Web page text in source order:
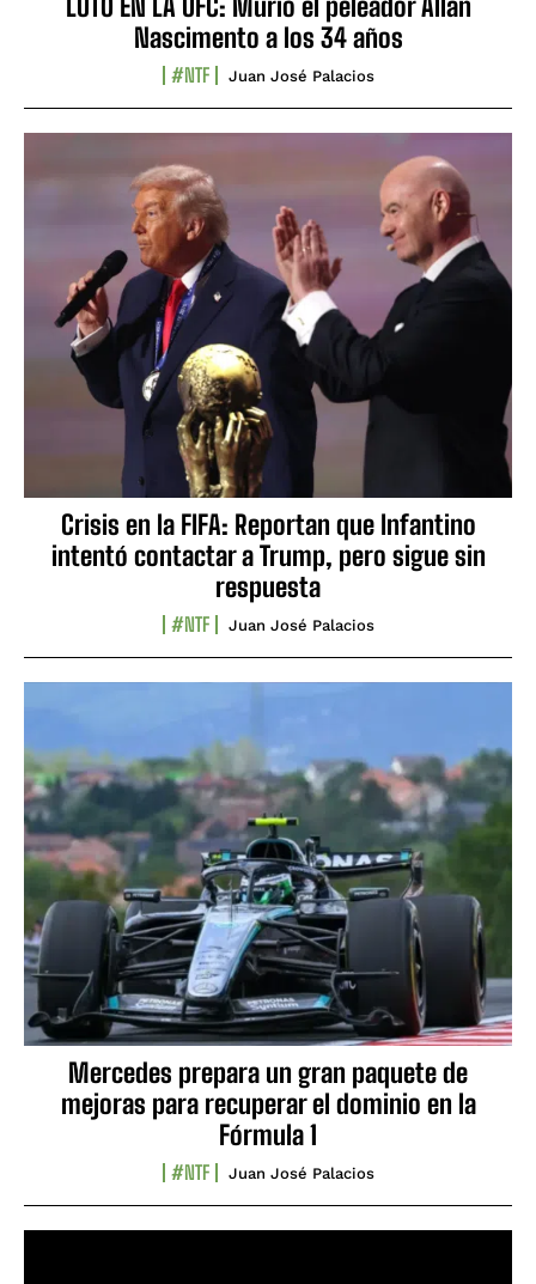
LUTO EN LA UFC: Murió el peleador Allan
Nascimento a los 34 años
#NTF Juan José Palacios
Crisis en la FIFA: Reportan que Infantino
intentó contactar a Trump, pero sigue sin
respuesta
#NTF Juan José Palacios
Mercedes prepara un gran paquete de
mejoras para recuperar el dominio en la
Fórmula 1
#NTF Juan José Palacios